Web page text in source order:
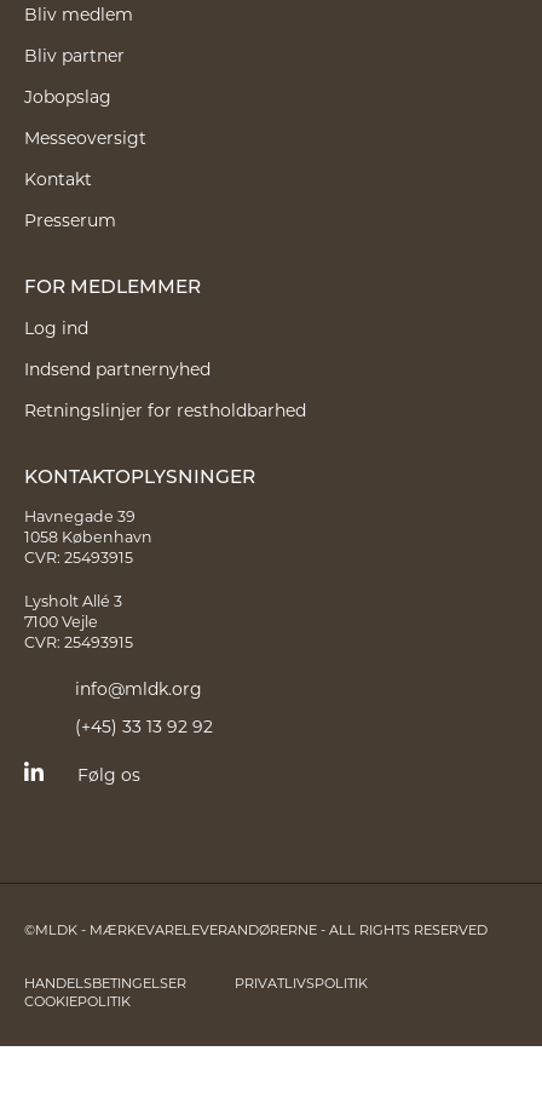
Bliv medlem
Bliv partner
Jobopslag
Messeoversigt
Kontakt
Presserum
FOR MEDLEMMER
Log ind
Indsend partnernyhed
Retningslinjer for restholdbarhed
KONTAKTOPLYSNINGER
Havnegade 39
1058 København
CVR: 25493915
Lysholt Allé 3
7100 Vejle
CVR: 25493915
info@mldk.org
(+45) 33 13 92 92
Følg os
©MLDK - MÆRKEVARELEVERANDØRERNE - ALL RIGHTS RESERVED
HANDELSBETINGELSER
PRIVATLIVSPOLITIK
COOKIEPOLITIK